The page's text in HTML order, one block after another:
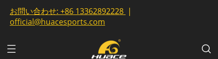
お問い合わせ: +86 13362892228 |
official@huacesports.com